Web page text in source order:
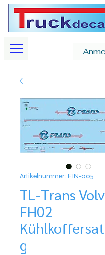
Artikelnummer: FIN-005
TL-Trans
FH02
g